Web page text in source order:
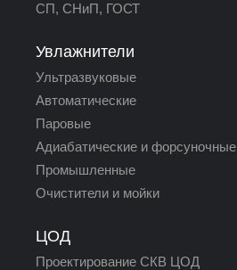
СП, СНиП, ГОСТ
Увлажнители
Ультразвуковые
Автоматические
Паровые
Адиабатические и форсуночные
Промышленные
Очистители и мойки
ЦОД
Проектирование СКВ ЦОД